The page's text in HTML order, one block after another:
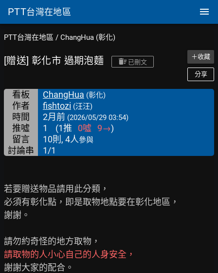
PTT台灣在地區
PTT台灣在地區 / ChangHua (彰化)
[贈送] 彰化市 過期泡麵 已刪文
＋收藏
分享
看板 ChangHua (彰化)
作者 fishtozi (汪汪)
時間 2月前 (2026/05/29 03:54)
推噓 1 (1推 0噓 9→)
留言
10則, 4人參與
討論串 1/1
若要贈送物品請用此分類，
必須有彰化點，即是取物地點要在彰化地區，
謝謝。
請取物的人小心自己的人身安全，
謝謝大家的配合。